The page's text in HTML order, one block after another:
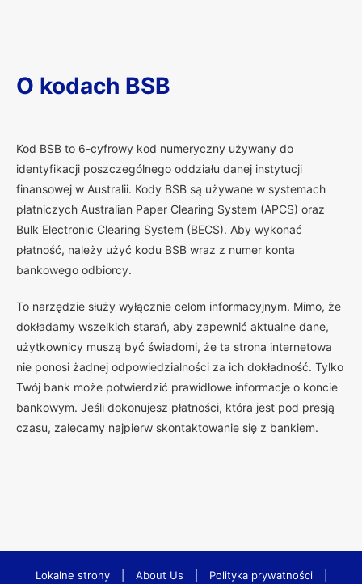
O kodach BSB
Kod BSB to 6-cyfrowy kod numeryczny używany do
identyfikacji poszczególnego oddziału danej instytucji
finansowej w Australii. Kody BSB są używane w systemach
płatniczych Australian Paper Clearing System (APCS) oraz
Bulk Electronic Clearing System (BECS). Aby wykonać
płatność, należy użyć kodu BSB wraz z numer konta
bankowego odbiorcy.
To narzędzie służy wyłącznie celom informacyjnym. Mimo, że
dokładamy wszelkich starań, aby zapewnić aktualne dane,
użytkownicy muszą być świadomi, że ta strona internetowa
nie ponosi żadnej odpowiedzialności za ich dokładność. Tylko
Twój bank może potwierdzić prawidłowe informacje o koncie
bankowym. Jeśli dokonujesz płatności, która jest pod presją
czasu, zalecamy najpierw skontaktowanie się z bankiem.
Lokalne strony About Us Polityka prywatności